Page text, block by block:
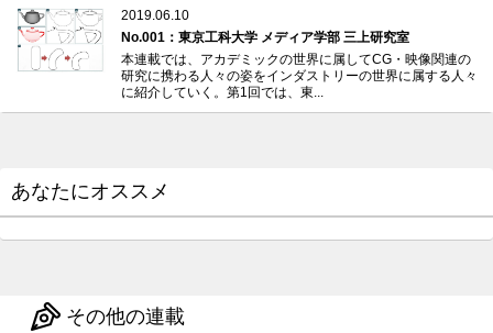
2019.06.10
No.001：東京工科大学 メディア学部 三上研究室
本連載では、アカデミックの世界に属してCG・映像関連の
研究に携わる人々の姿をインダストリーの世界に属する人々
に紹介していく。第1回では、東...
あなたにオススメ
その他の連載